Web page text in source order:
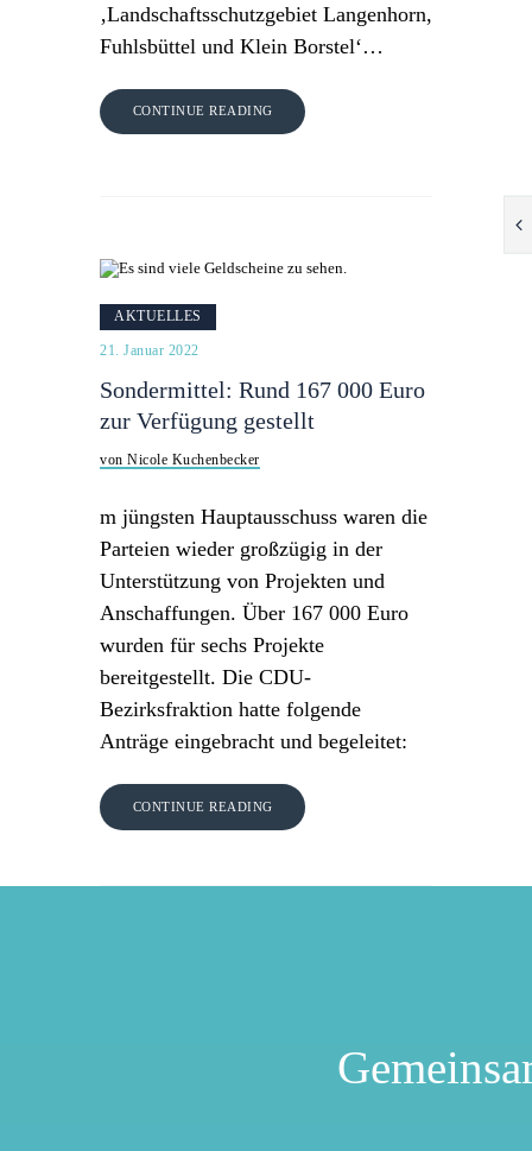
‚Landschaftsschutzgebiet Langenhorn,
Fuhlsbüttel und Klein Borstel‘…
CONTINUE READING
AKTUELLES
21. Januar 2022
Sondermittel: Rund 167 000 Euro
zur Verfügung gestellt
von Nicole Kuchenbecker
m jüngsten Hauptausschuss waren die
Parteien wieder großzügig in der
Unterstützung von Projekten und
Anschaffungen. Über 167 000 Euro
wurden für sechs Projekte
bereitgestellt. Die CDU-
Bezirksfraktion hatte folgende
Anträge eingebracht und begeleitet:
CONTINUE READING